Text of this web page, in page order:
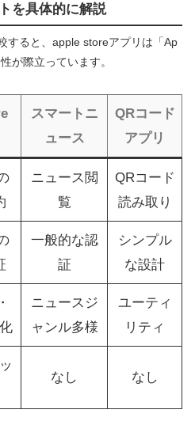
を具体的に解説
すると、apple storeアプリは「Ap
が際立っています。
スマートニ
ュース
QRコード
アプリ
ニュース閲
覧
QRコード
読み取り
一般的な認
証
シンプル
な設計
ニュースジ
ャンル多様
ユーティ
リティ
なし なし